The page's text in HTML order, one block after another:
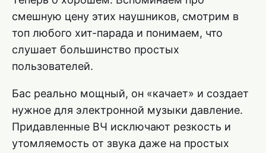
смешную цену этих наушников, смотрим в
топ любого хит-парада и понимаем, что
слушает большинство простых
пользователей.
Бас реально мощный, он «качает» и создает
нужное для электронной музыки давление.
Придавленные ВЧ исключают резкость и
утомляемость от звука даже на простых